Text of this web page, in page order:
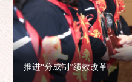
推进“分成制”绩效改革